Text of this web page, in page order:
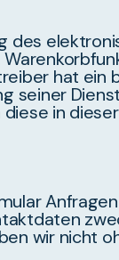
des
hat ein
seiner
in
wir nicht